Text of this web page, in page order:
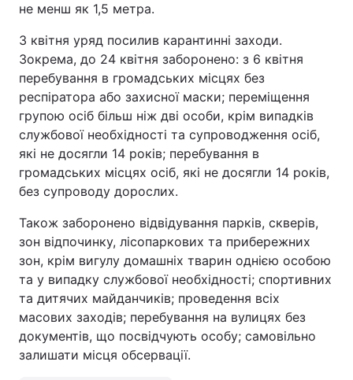
не менш як 1,5 метра.
3 квітня уряд посилив карантинні заходи.
Зокрема, до 24 квітня заборонено: з 6 квітня
перебування в громадських місцях без
респіратора або захисної маски; переміщення
групою осіб більш ніж дві особи, крім випадків
службової необхідності та супроводження осіб,
які не досягли 14 років; перебування в
громадських місцях осіб, які не досягли 14 років,
без супроводу дорослих.
Також заборонено відвідування парків, скверів,
зон відпочинку, лісопаркових та прибережних
зон, крім вигулу домашніх тварин однією особою
та у випадку службової необхідності; спортивних
та дитячих майданчиків; проведення всіх
масових заходів; перебування на вулицях без
документів, що посвідчують особу; самовільно
залишати місця обсервації.